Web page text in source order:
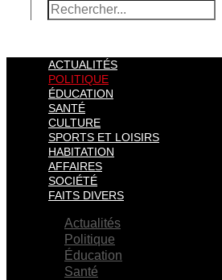
ACTUALITÉS
POLITIQUE
ÉDUCATION
SANTÉ
CULTURE
SPORTS ET LOISIRS
HABITATION
AFFAIRES
SOCIÉTÉ
FAITS DIVERS
Actualités
Politique
Éducation
Santé